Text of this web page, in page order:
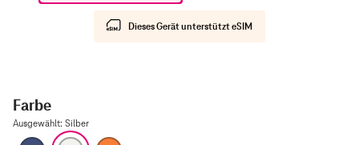
Dieses Gerät unterstützt eSIM
Farbe
Ausgewählt: Silber
Tiefblau Silber